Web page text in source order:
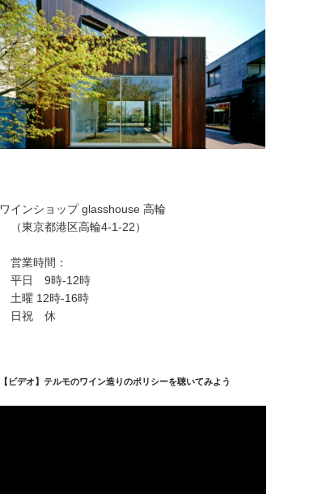
ワインショップ glasshouse 高輪
（東京都港区高輪4-1-22）
営業時間：
平日 9時-12時
土曜 12時-16時
日祝 休
【ビデオ】テルモのワイン造りのポリシーを聴いてみよう